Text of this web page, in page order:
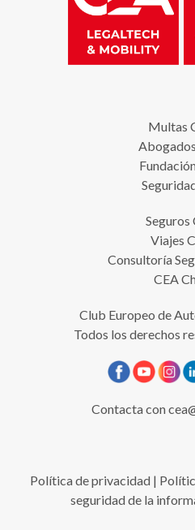
Multas
Seguros
Viajes
Consultoría
CEA
Club Europeo de
Todos los derechos
Contacta con
Política de privacidad |
seguridad de la